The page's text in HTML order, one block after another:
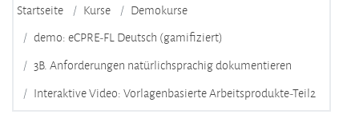
Startseite Kurse
Demokurse
demo: eCPRE-FL Deutsch (gamifiziert)
3B. Anforderungen natürlichsprachig dokumentieren
Interaktive Video: Vorlagenbasierte Arbeitsprodukte-Teil2